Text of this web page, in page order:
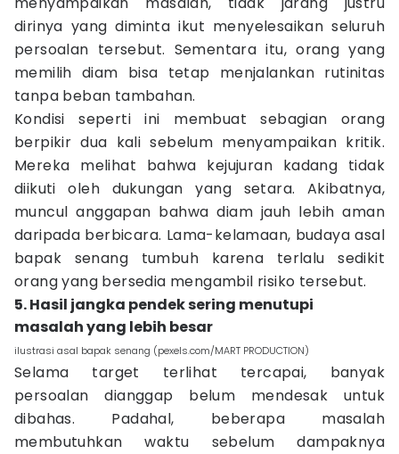
dirinya yang diminta ikut menyelesaikan seluruh
persoalan tersebut. Sementara itu, orang yang
memilih diam bisa tetap menjalankan rutinitas
tanpa beban tambahan.
Kondisi seperti ini membuat sebagian orang
berpikir dua kali sebelum menyampaikan kritik.
Mereka melihat bahwa kejujuran kadang tidak
diikuti oleh dukungan yang setara. Akibatnya,
muncul anggapan bahwa diam jauh lebih aman
daripada berbicara. Lama-kelamaan, budaya asal
bapak senang tumbuh karena terlalu sedikit
orang yang bersedia mengambil risiko tersebut.
5. Hasil jangka pendek sering menutupi
masalah yang lebih besar
ilustrasi asal bapak senang (pexels.com/MART PRODUCTION)
Selama target terlihat tercapai, banyak
persoalan dianggap belum mendesak untuk
dibahas. Padahal, beberapa masalah
membutuhkan waktu sebelum dampaknya